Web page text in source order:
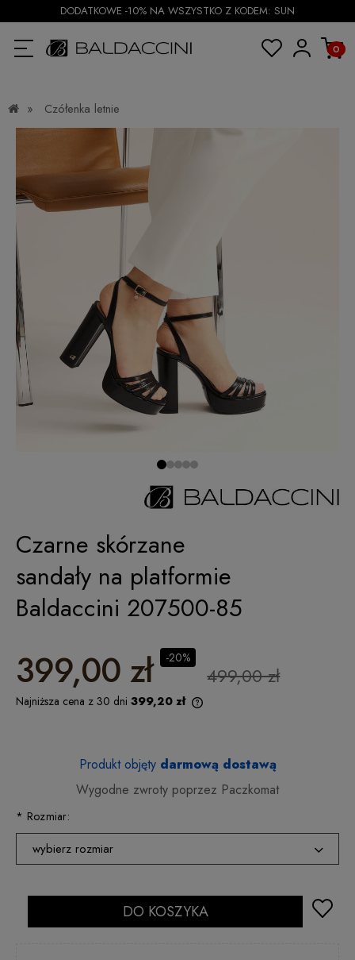
DODATKOWE -10% NA WSZYSTKO Z KODEM: SUN
» Czółenka letnie
Czarne skórzane
sandały na platformie
Baldaccini 207500-85
399,00 zł 499,00 zł
-20%
Najniższa cena z 30 dni 399,20 zł
Produkt objętydarmową dostawą
Wygodne zwroty poprzez Paczkomat
* Rozmiar:
wybierz rozmiar
24 godziny
DO KOSZYKA